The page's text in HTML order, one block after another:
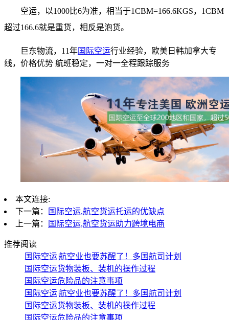
空运，以1000比6为准，相当于1CBM=166.6KGS，1CBM
超过166.6就是重货，相反是泡货。
巨东物流，11年国际空运行业经验，欧美日韩加拿大专
线，价格优势 航班稳定，一对一全程跟踪服务
本文连接:
下一篇：
国际空运,航空货运托运的优缺点
上一篇：
国际空运,航空货运助力跨境电商
推荐阅读
国际空运|航空业也要苏醒了！多国航司计划
国际空运货物装板、装机的操作过程
国际空运危险品的注意事项
国际空运|航空业也要苏醒了！多国航司计划
国际空运货物装板、装机的操作过程
国际空运危险品的注意事项